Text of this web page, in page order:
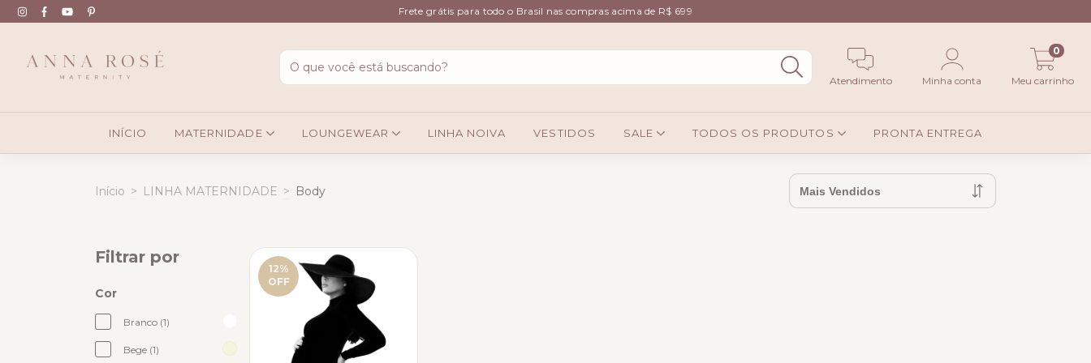
Frete grátis para todo o Brasil nas compras acima de R$ 699
Atendimento Minha conta Meu carrinho
0
INÍCIO MATERNIDADE LOUNGEWEAR LINHA NOIVA VESTIDOS SALE TODOS OS PRODUTOS PRONTA ENTREGA
Início > LINHA MATERNIDADE > Body
Filtrar por
Cor
Branco (1)
Bege (1)
12%
OFF